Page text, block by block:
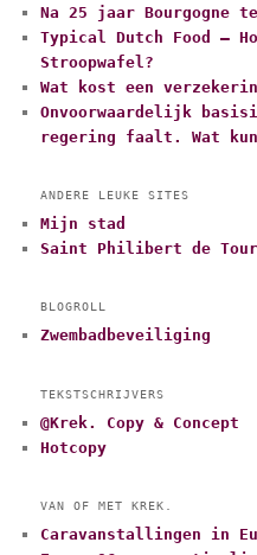
Na 25 jaar Bourgogne
Typical Dutch Food –
Stroopwafel?
Wat kost een
Onvoorwaardelijk
regering faalt. Wat
ANDERE LEUKE SITES
Mijn stad
Saint Philibert de
BLOGROLL
Zwembadbeveiliging
TEKSTSCHRIJVERS
@Krek. Copy & Concept
Hotcopy
VAN OF MET KREK.
Caravanstallingen in